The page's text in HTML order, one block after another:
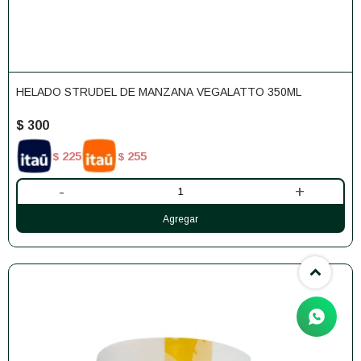
HELADO STRUDEL DE MANZANA VEGALATTO 350ML
$ 300
$ 225 $ 255
- +